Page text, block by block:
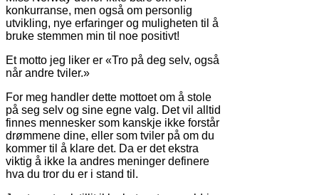
konkurranse, men også om personlig
utvikling, nye erfaringer og muligheten til å
bruke stemmen min til noe positivt!
Et motto jeg liker er «Tro på deg selv, også
når andre tviler.»
For meg handler dette mottoet om å stole
på seg selv og sine egne valg. Det vil alltid
finnes mennesker som kanskje ikke forstår
drømmene dine, eller som tviler på om du
kommer til å klare det. Da er det ekstra
viktig å ikke la andres meninger definere
hva du tror du er i stand til.